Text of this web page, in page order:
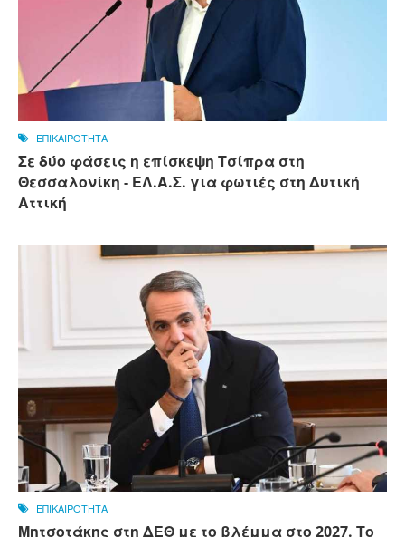
ΕΠΙΚΑΙΡΟΤΗΤΑ
Σε δύο φάσεις η επίσκεψη Τσίπρα στη
Θεσσαλονίκη - ΕΛ.Α.Σ. για φωτιές στη Δυτική
Αττική
ΕΠΙΚΑΙΡΟΤΗΤΑ
Μητσοτάκης στη ΔΕΘ με το βλέμμα στο 2027. Το